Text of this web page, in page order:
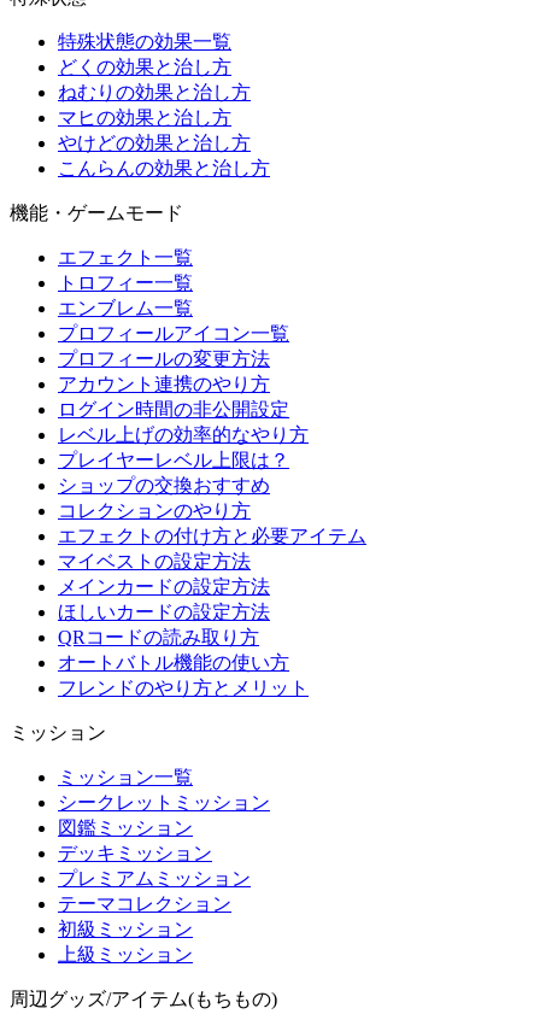
特殊状態の効果一覧
どくの効果と治し方
ねむりの効果と治し方
マヒの効果と治し方
やけどの効果と治し方
こんらんの効果と治し方
機能・ゲームモード
エフェクト一覧
トロフィー一覧
エンブレム一覧
プロフィールアイコン一覧
プロフィールの変更方法
アカウント連携のやり方
ログイン時間の非公開設定
レベル上げの効率的なやり方
プレイヤーレベル上限は？
ショップの交換おすすめ
コレクションのやり方
エフェクトの付け方と必要アイテム
マイベストの設定方法
メインカードの設定方法
ほしいカードの設定方法
QRコードの読み取り方
オートバトル機能の使い方
フレンドのやり方とメリット
ミッション
ミッション一覧
シークレットミッション
図鑑ミッション
デッキミッション
プレミアムミッション
テーマコレクション
初級ミッション
上級ミッション
周辺グッズ/アイテム(もちもの)